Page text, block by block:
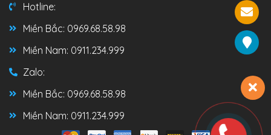
Hotline:
Miền Bắc: 0969.68.58.98
Miền Nam: 0911.234.999
Zalo:
Miền Bắc: 0969.68.58.98
Miền Nam: 0911.234.999